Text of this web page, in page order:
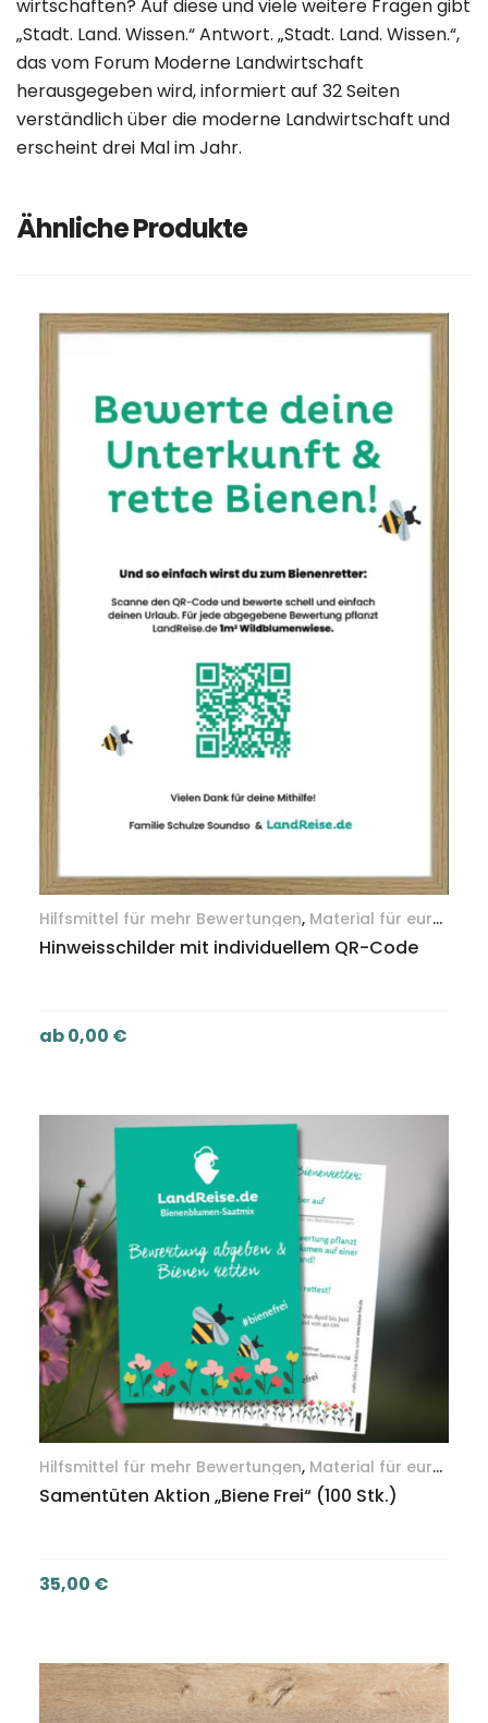
wirtschaften? Auf diese und viele weitere Fragen gibt
„Stadt. Land. Wissen.“ Antwort. „Stadt. Land. Wissen.“,
das vom Forum Moderne Landwirtschaft
herausgegeben wird, informiert auf 32 Seiten
verständlich über die moderne Landwirtschaft und
erscheint drei Mal im Jahr.
Ähnliche Produkte
Hilfsmittel für mehr Bewertungen, Material für eure
Hinweisschilder mit individuellem QR-Code
ab0,00 €
Hilfsmittel für mehr Bewertungen, Material für eure
Samentüten Aktion „Biene Frei“ (100 Stk.)
35,00 €